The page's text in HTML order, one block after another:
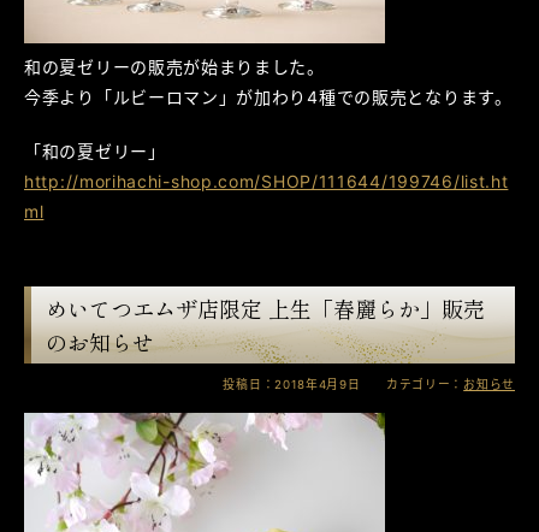
和の夏ゼリーの販売が始まりました。
今季より「ルビーロマン」が加わり4種での販売となります。
「和の夏ゼリー」
http://morihachi-shop.com/SHOP/111644/199746/list.ht
ml
めいてつエムザ店限定 上生「春麗らか」販売
のお知らせ
投稿日：2018年4月9日 カテゴリー： お知らせ